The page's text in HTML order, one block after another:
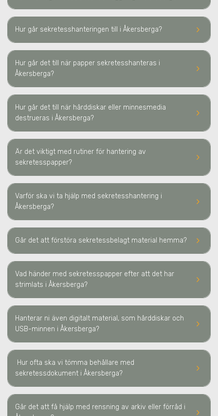
keyboard_arrow_right
Hur går sekretesshanteringen till i Åkersberga?
keyboard_arrow_right
Hur går det till när papper sekretesshanteras i
Åkersberga?
keyboard_arrow_right
Hur går det till när hårddiskar eller minnesmedia
destrueras i Åkersberga?
keyboard_arrow_right
Är det viktigt med rutiner för hantering av
sekretesspapper?
keyboard_arrow_right
Varför ska vi ta hjälp med sekretesshantering i
Åkersberga?
keyboard_arrow_right
Går det att förstöra sekretessbelagt material hemma?
keyboard_arrow_right
Vad händer med sekretesspapper efter att det har
strimlats i Åkersberga?
keyboard_arrow_right
Hanterar ni även digitalt material, som hårddiskar och
USB-minnen i Åkersberga?
keyboard_arrow_right
Hur ofta ska vi tömma behållare med
sekretessdokument i Åkersberga?
keyboard_arrow_right
Går det att få hjälp med rensning av arkiv eller förråd i